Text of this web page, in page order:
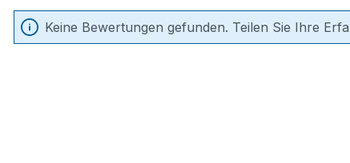
Keine Bewertungen gefunden. Teilen Sie Ihre